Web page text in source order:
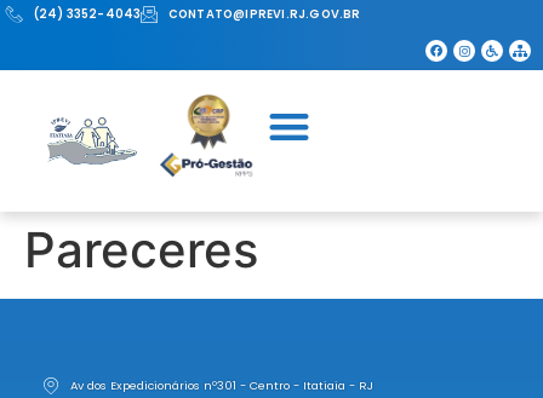
(24) 3352-4043 CONTATO@IPREVI.RJ.GOV.BR
Pareceres
Av dos Expedicionários nº301 - Centro - Itatiaia - RJ